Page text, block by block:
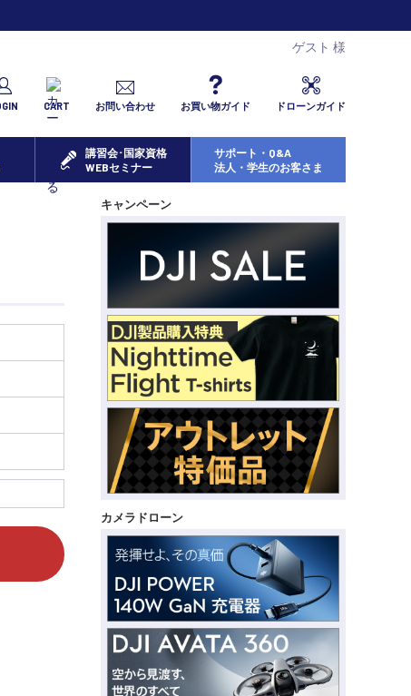
ゲスト 様
CART お問い合わせ お買い物ガイド ドローンガイド
講習会･国家資格
WEBセミナー
サポート・Q&A
法人・学生のお客さま
キャンペーン
カメラドローン